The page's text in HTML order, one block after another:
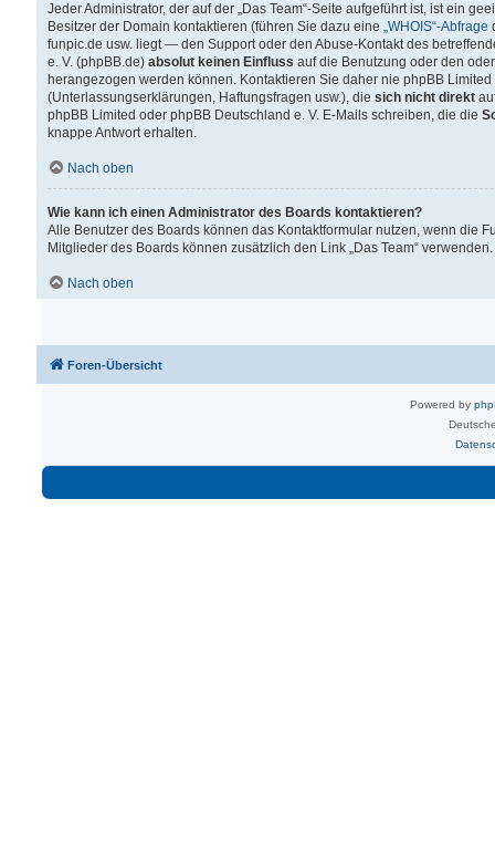
Jeder Administrator, der auf der „Das Team“-Seite aufgeführt ist, ist ein
Besitzer der Domain kontaktieren (führen Sie dazu eine „WHOIS“-Abfrage
funpic.de usw. liegt — den Support oder den Abuse-Kontakt des
e. V. (phpBB.de) absolut keinen Einfluss auf die Benutzung oder den
herangezogen werden können. Kontaktieren Sie daher nie phpBB
(Unterlassungserklärungen, Haftungsfragen usw.), die sich nicht direkt
phpBB Limited oder phpBB Deutschland e. V. E-Mails schreiben, die die
knappe Antwort erhalten.
Nach oben
Wie kann ich einen Administrator des Boards kontaktieren?
Alle Benutzer des Boards können das Kontaktformular nutzen, wenn die
Mitglieder des Boards können zusätzlich den Link „Das Team“ verwenden.
Nach oben
Foren-Übersicht
Powered by